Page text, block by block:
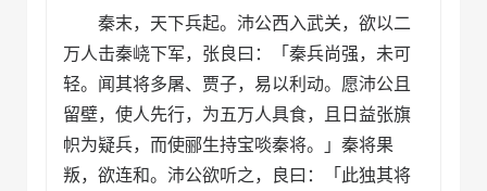
秦末，天下兵起。沛公西入武关，欲以二
万人击秦峣下军，张良曰：「秦兵尚强，未可
轻。闻其将多屠、贾子，易以利动。愿沛公且
留壁，使人先行，为五万人具食，且日益张旗
帜为疑兵，而使郦生持宝啖秦将。」秦将果
叛，欲连和。沛公欲听之，良曰：「此独其将